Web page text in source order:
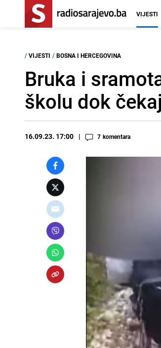
VIJESTI
/ VIJESTI / BOSNA I HERCEGOVINA
Bruka i
školu dok
16.09.23. 17:00 7 komentara